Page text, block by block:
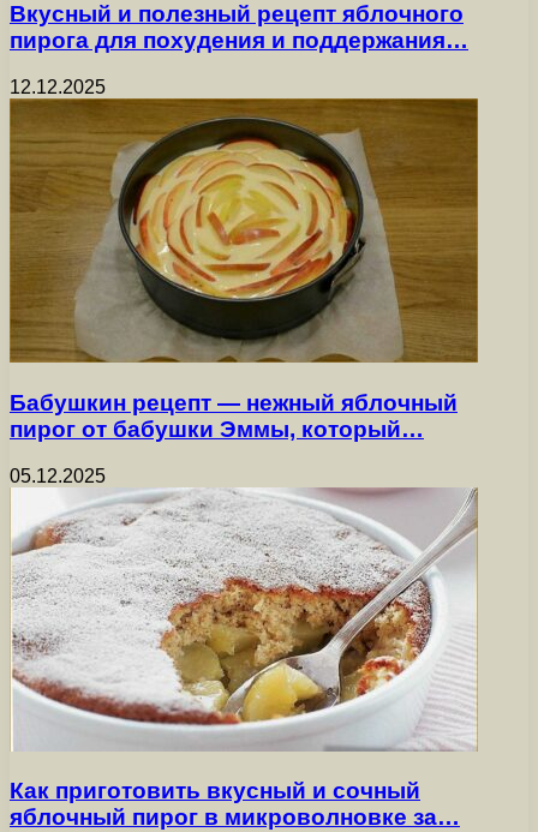
Вкусный и полезный рецепт яблочного
пирога для похудения и поддержания…
12.12.2025
Бабушкин рецепт — нежный яблочный
пирог от бабушки Эммы, который…
05.12.2025
Как приготовить вкусный и сочный
яблочный пирог в микроволновке за…